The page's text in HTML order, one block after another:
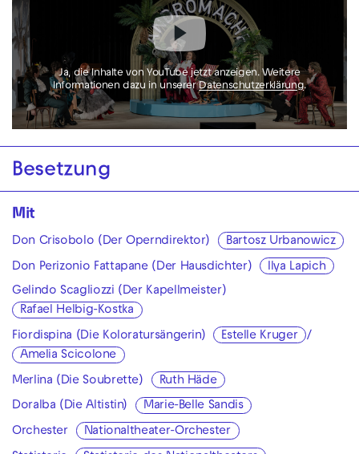
Ja, die Inhalte von YouTube jetzt anzeigen. Weitere
Informationen dazu in unsererDatenschutzerklärung.
Besetzung
Mit
Don Crisobolo (Der Operndirektor) Bartosz Urbanowicz
Don Perizonio Fattapane (Der Hausdichter) Ilya Lapich
Gelindo Scagliozzi (Der Kapellmeister)
Rafael Helbig-Kostka
Fiordispina (Die Koloratursängerin) Estelle Kruger
/
Amelia Scicolone
Merlina (Die Soubrette) Ruth Häde
Doralba (Die Altistin) Marie-Belle Sandis
Orchester Nationaltheater-Orchester